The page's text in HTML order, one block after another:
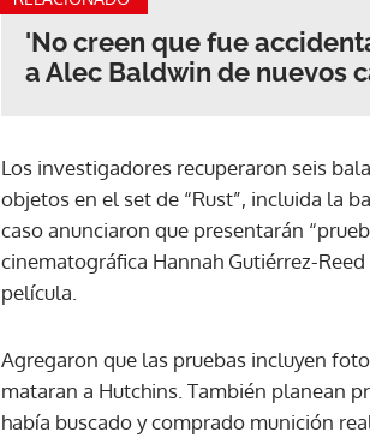
'No creen que fue
a Alec Baldwin de nuevos
Los investigadores recuperaron seis
objetos en el set de “Rust”, incluida la
caso anunciaron que presentarán
cinematográfica Hannah Gutiérrez-
película.
Agregaron que las pruebas incluyen
mataran a Hutchins. También planean
había buscado y comprado munición